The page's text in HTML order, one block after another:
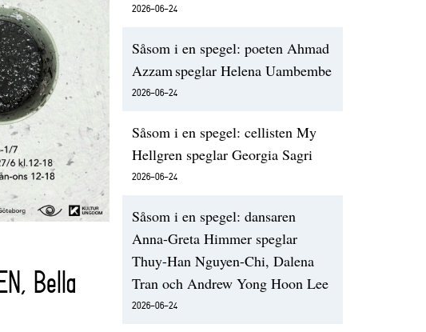
Bella
2026-06-24
Såsom i en spegel: poeten Ahmad
Azzam speglar Helena Uambembe
2026-06-24
Såsom i en spegel: cellisten My
Hellgren speglar Georgia Sagri
2026-06-24
Såsom i en spegel: dansaren
Anna-Greta Himmer speglar
Thuy-Han Nguyen-Chi, Dalena
Tran och Andrew Yong Hoon Lee
2026-06-24